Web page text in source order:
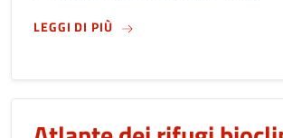
LEGGI DI PIÙSUATLANTE DEI RIFUGI